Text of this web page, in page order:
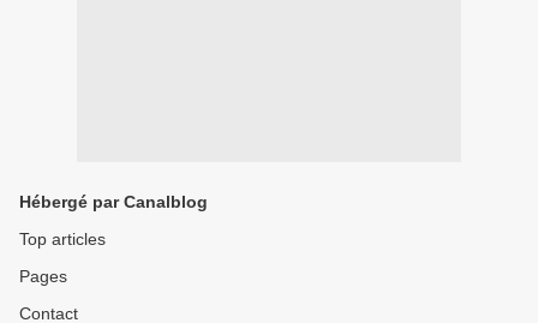
Hébergé par Canalblog
Top articles
Pages
Contact